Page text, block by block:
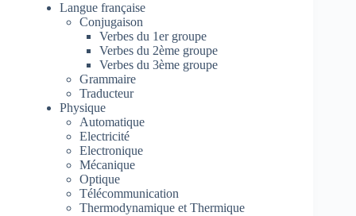
Langue française
Conjugaison
Verbes du 1er groupe
Verbes du 2ème groupe
Verbes du 3ème groupe
Grammaire
Traducteur
Physique
Automatique
Electricité
Electronique
Mécanique
Optique
Télécommunication
Thermodynamique et Thermique